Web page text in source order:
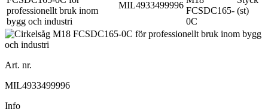
MIL4933499996
FCSDC165-
0C
(st)
Art. nr.
MIL4933499996
Info